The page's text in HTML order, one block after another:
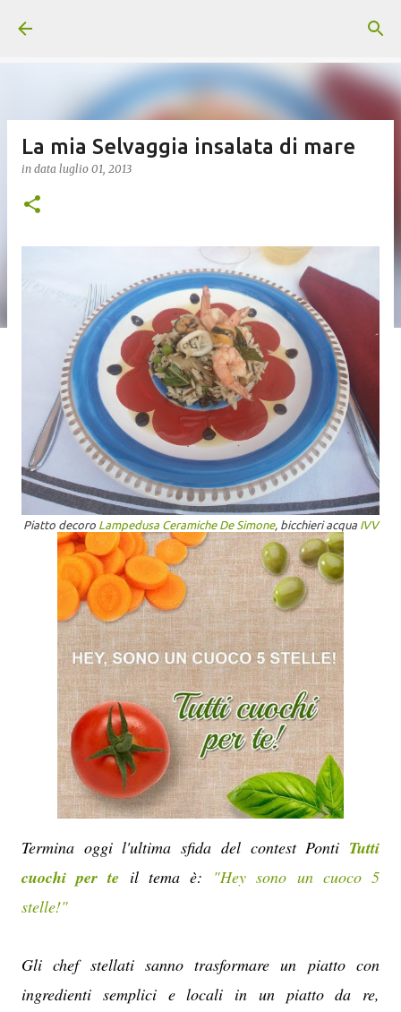
La mia Selvaggia insalata di mare
in data luglio 01, 2013
Piatto decoro Lampedusa Ceramiche De Simone, bicchieri acqua IVV
Termina oggi l'ultima sfida del contest Ponti Tutti
cuochi per te il tema è: "Hey sono un cuoco 5
stelle!"
Gli chef stellati sanno trasformare un piatto con
ingredienti semplici e locali in un piatto da re,